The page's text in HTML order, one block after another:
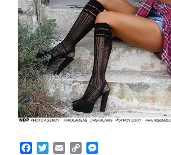
Facebook
TwitterEmailCopy